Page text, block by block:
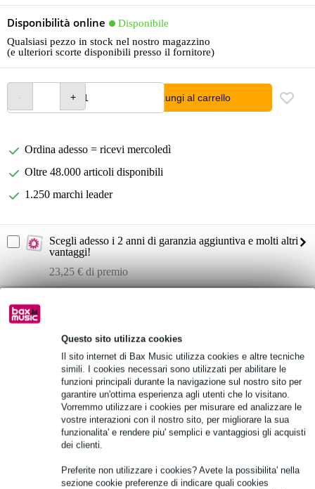
Questo sito utilizza cookies
Il sito internet di Bax Music utilizza cookies e altre tecniche
simili. I cookies necessari sono utilizzati per abilitare le
funzioni principali durante la navigazione sul nostro sito per
garantire un'ottima esperienza agli utenti che lo visitano.
Vorremmo utilizzare i cookies per misurare ed analizzare le
vostre interazioni con il nostro sito, per migliorare la sua
funzionalita' e rendere piu' semplici e vantaggiosi gli acquisti
dei clienti.
Preferite non utilizzare i cookies? Avete la possibilita' nella
sezione cookie preferenze di indicare quali cookies
Disponibilità online
Disponibile
Qualsiasi pezzo in stock nel nostro magazzino
(e ulteriori scorte disponibili presso il fornitore)
Aggiungi al carrello
Ordina adesso = ricevi mercoledì
Oltre 48.000 articoli disponibili
1.250 marchi leader
Scegli adesso i 2 anni di garanzia aggiuntiva e molti altri
vantaggi!
23,25 € di premio
Informazioni sul prodotto
diffusore attivo coassiale fullrange
streaming via Bluetooth
Specifiche complete
Vedi anche (1)